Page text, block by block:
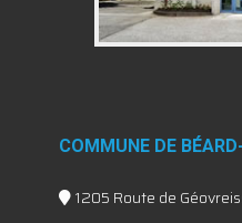
COMMUNE DE
1205 Route de